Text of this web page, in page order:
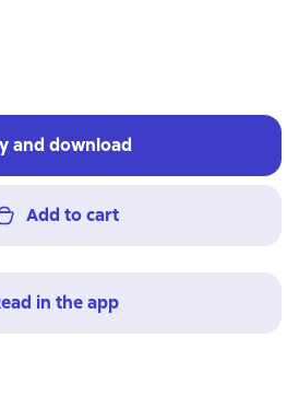
and download
Add to cart
in the app